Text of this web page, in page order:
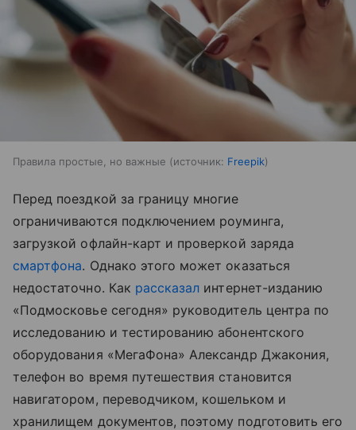
Правила простые, но важные источник: Freepik
Перед поездкой за границу многие
ограничиваются подключением роуминга,
загрузкой офлайн-карт и проверкой заряда
смартфона. Однако этого может оказаться
недостаточно. Как рассказал интернет-изданию
«Подмосковье сегодня» руководитель центра по
исследованию и тестированию абонентского
оборудования «МегаФона» Александр Джакония,
телефон во время путешествия становится
навигатором, переводчиком, кошельком и
хранилищем документов, поэтому подготовить его